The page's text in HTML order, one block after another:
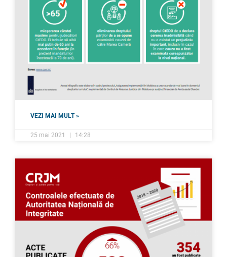
VEZI MAI MULT »
25 mai 2021 14:28